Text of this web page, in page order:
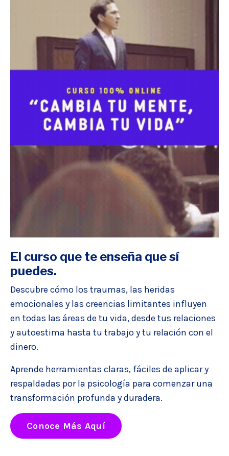
El curso que te enseña que sí
puedes.
Descubre cómo los traumas, las heridas
emocionales y las creencias limitantes influyen
en todas las áreas de tu vida, desde tus relaciones
y autoestima hasta tu trabajo y tu relación con el
dinero.
Aprende herramientas claras, fáciles de aplicar y
respaldadas por la psicología para comenzar una
transformación profunda y duradera.
Conoce Más Aquí